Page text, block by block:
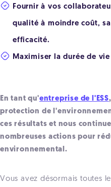
Fournir à vos
qualité à moindre coût,
efficacité.
Maximiser la durée de
En tant qu'entreprise de l'ESS
protection de
ces résultats et nous
nombreuses actions pour
environnemental.
Vous avez désormais toutes